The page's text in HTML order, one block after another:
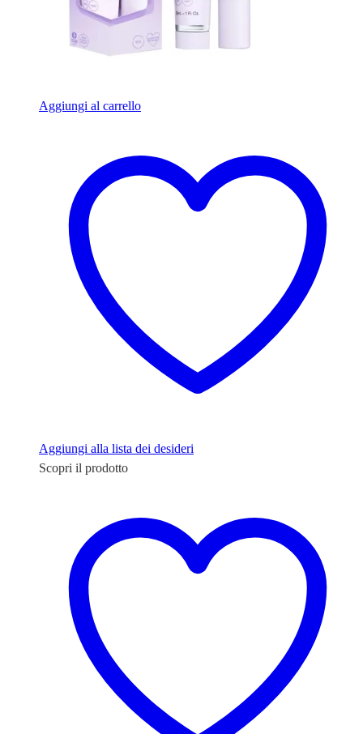
Aggiungi al carrello
Aggiungi alla lista dei desideri
Scopri il prodotto